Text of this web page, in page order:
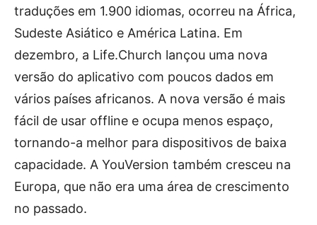
traduções em 1.900 idiomas, ocorreu na África,
Sudeste Asiático e América Latina. Em
dezembro, a Life.Church lançou uma nova
versão do aplicativo com poucos dados em
vários países africanos. A nova versão é mais
fácil de usar offline e ocupa menos espaço,
tornando-a melhor para dispositivos de baixa
capacidade. A YouVersion também cresceu na
Europa, que não era uma área de crescimento
no passado.